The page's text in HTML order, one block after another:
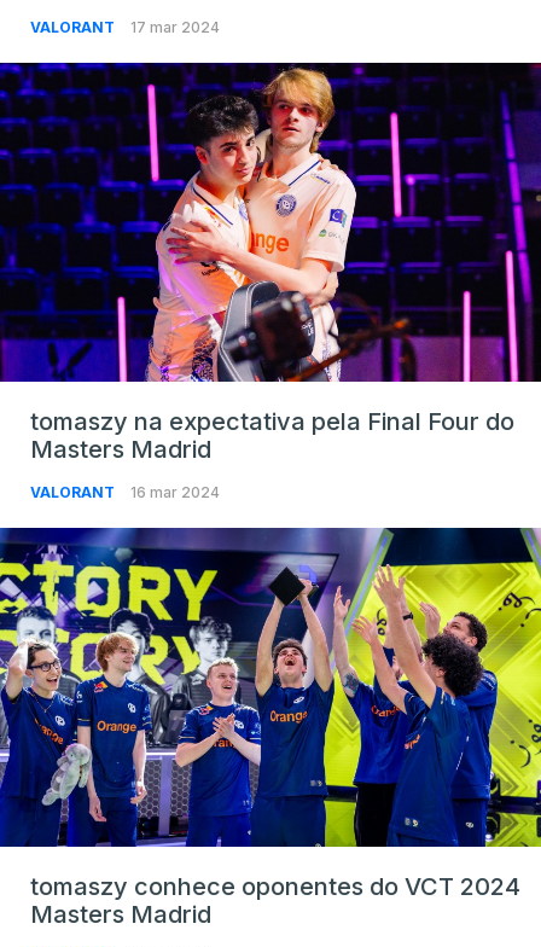
VALORANT 17 mar 2024
tomaszy na expectativa pela Final Four do
Masters Madrid
VALORANT 16 mar 2024
tomaszy conhece oponentes do VCT 2024
Masters Madrid